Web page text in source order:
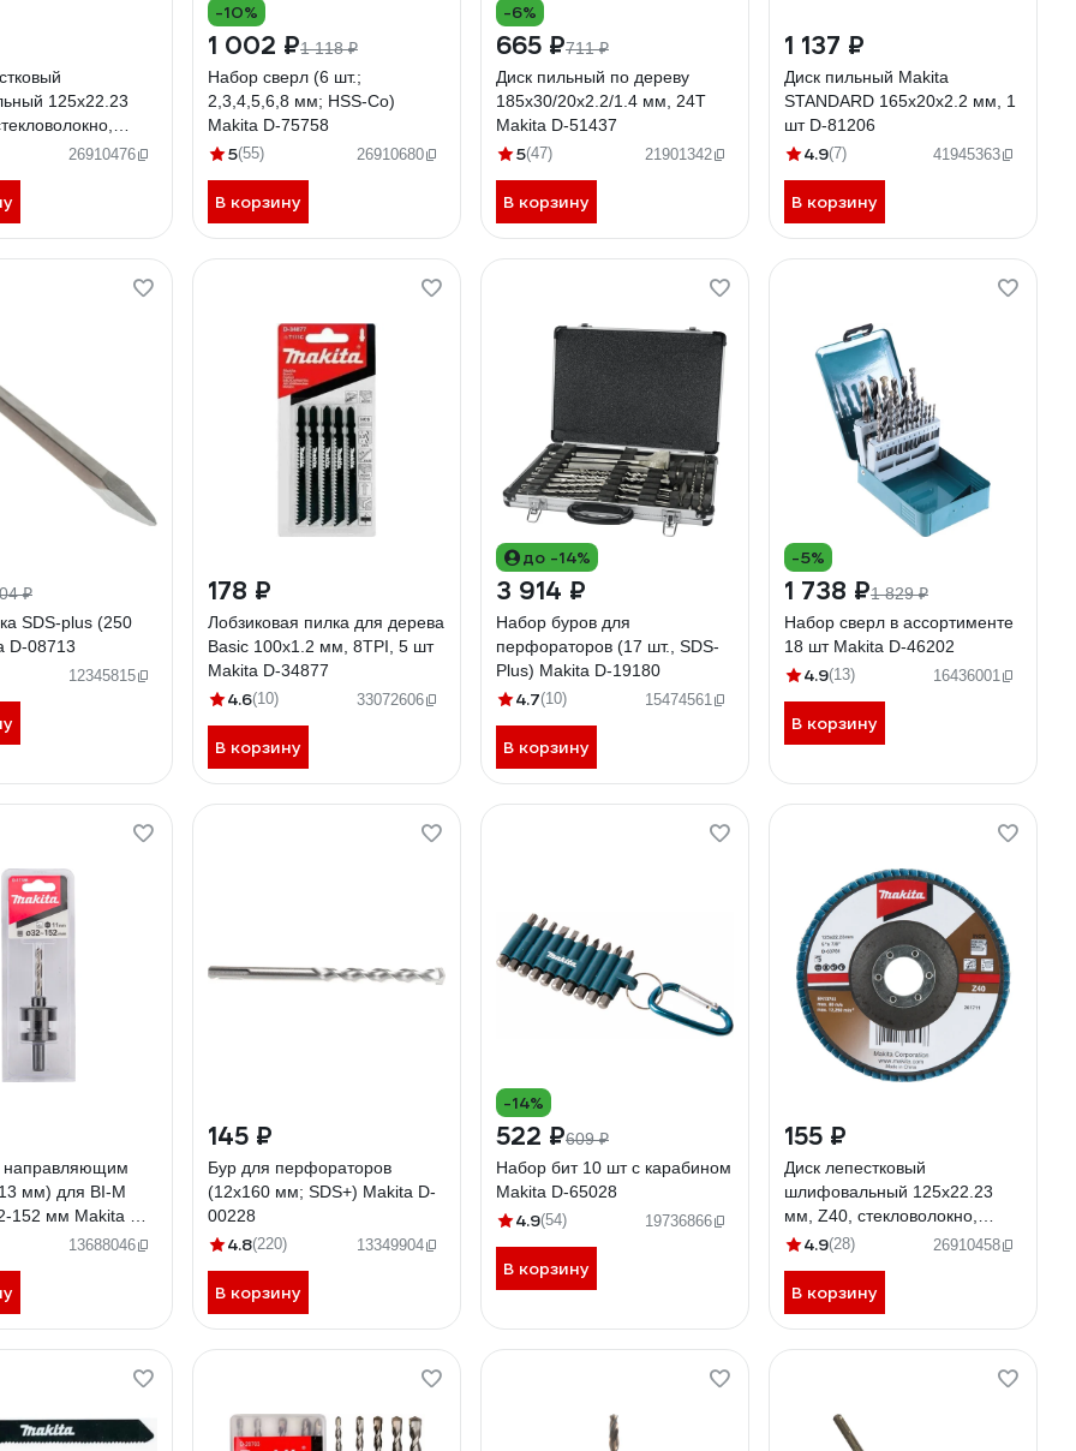
125x22.23
D-63797
26910476
-10%
1 002 ₽1 118 ₽
Набор сверл (6 шт.;
2,3,4,5,6,8 мм; HSS-Co)
Makita D-75758
5(55) 26910680
В корзину
-6%
665 ₽711 ₽
Диск пильный по дереву
185x30/20x2.2/1.4 мм, 24T
Makita D-51437
5(47) 21901342
В корзину
1 137 ₽
Диск пильный Makita
STANDARD 165х20х2.2 мм, 1
шт D-81206
4.9(7) 41945363
В корзину
₽
SDS-plus (250
D-08713
12345815
178 ₽
Лобзиковая пилка для дерева
Basic 100x1.2 мм, 8TPI, 5 шт
Makita D-34877
4.6(10) 33072606
В корзину
до -14%
3 914 ₽
Набор буров для
перфораторов (17 шт., SDS-
Plus) Makita D-19180
4.7(10) 15474561
В корзину
-5%
1 738 ₽1 829 ₽
Набор сверл в ассортименте
18 шт Makita D-46202
4.9(13) 16436001
В корзину
направляющим
мм) для BI-M
152 мм Makita D-
13688046
145 ₽
Бур для перфораторов
(12х160 мм; SDS+) Makita D-
00228
4.8(220) 13349904
В корзину
-14%
522 ₽609 ₽
Набор бит 10 шт с карабином
Makita D-65028
4.9(54) 19736866
В корзину
155 ₽
Диск лепестковый
шлифовальный 125x22.23
мм, Z40, стекловолокно,
угловой Makita D-63781
4.9(28) 26910458
В корзину